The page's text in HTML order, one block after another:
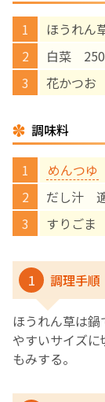
ほうれん
白菜 250
花かつお
調味料
めんつゆ
だし汁
すりご
1 調理手順
ほうれん草は
やすいサイズ
もみする。
‘さん
遠方にお